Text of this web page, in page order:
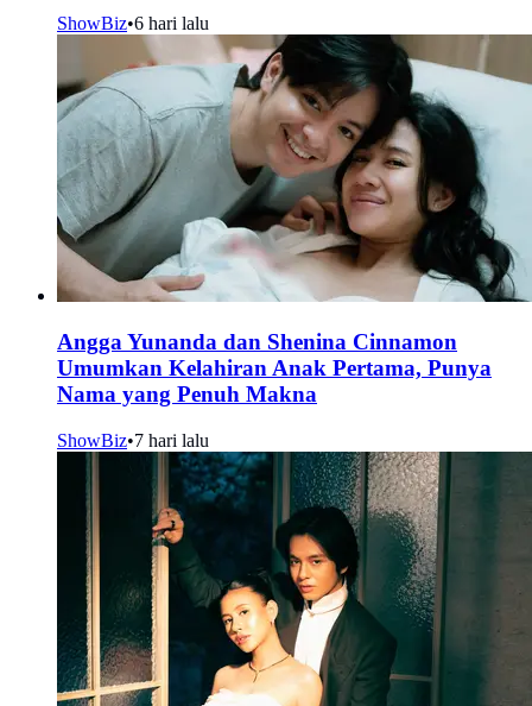
ShowBiz•6 hari lalu
Angga Yunanda dan Shenina Cinnamon
Umumkan Kelahiran Anak Pertama, Punya
Nama yang Penuh Makna
ShowBiz•7 hari lalu